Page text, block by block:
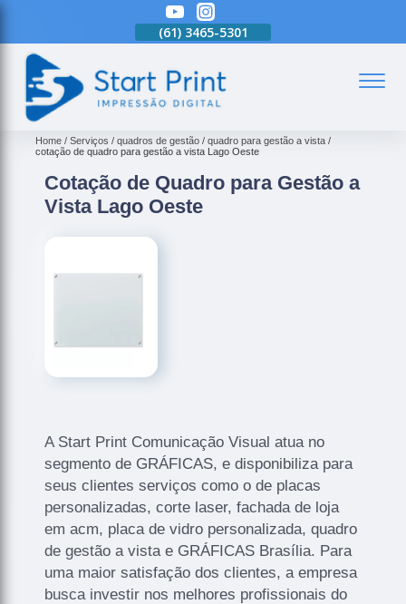
(61) 3465-5301
Home Serviços quadros de gestão
quadro para gestão a vista
cotação de quadro para gestão a vista Lago Oeste
Cotação de Quadro para Gestão a
Vista Lago Oeste
A Start Print Comunicação Visual atua no
segmento de GRÁFICAS, e disponibiliza para
seus clientes serviços como o de placas
personalizadas, corte laser, fachada de loja
em acm, placa de vidro personalizada, quadro
de gestão a vista e GRÁFICAS Brasília. Para
uma maior satisfação dos clientes, a empresa
busca investir nos melhores profissionais do